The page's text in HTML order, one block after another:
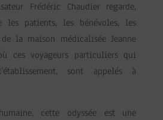
Frédéric Chaudier regarde,
les patients, les bénévoles, les
la maison médicalisée Jeanne
ces voyageurs particuliers qui
sont appelés à
cette odyssée est une